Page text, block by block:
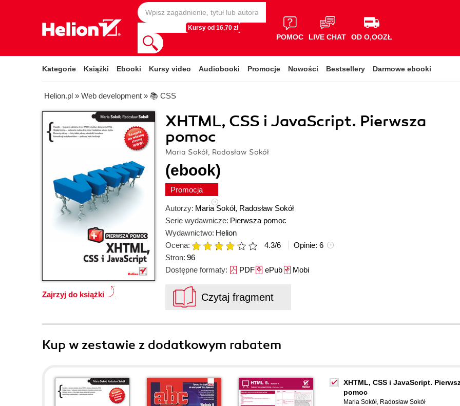
Kursy od 16,70 zł
POMOC LIVE CHAT OD O,OOZŁ
Kategorie Książki Ebooki Kursy video Audiobooki Promocje Nowości Bestsellery Darmowe ebooki
Helion.pl » Web development » 📚 CSS
XHTML, CSS i JavaScript. Pierwsza
pomoc
Maria Sokół, Radosław Sokół
(ebook)
Promocja
Zajrzyj do książki
Autorzy: Maria Sokół, Radosław Sokół
Serie wydawnicze: Pierwsza pomoc
Wydawnictwo: Helion
Ocena:
4.3/6 Opinie: 6
Stron: 96
Dostępne formaty: PDFePubMobi
Czytaj fragment
Kup w zestawie z dodatkowym rabatem
XHTML, CSS i JavaScript.
pomoc
Maria Sokół, Radosław Sokół